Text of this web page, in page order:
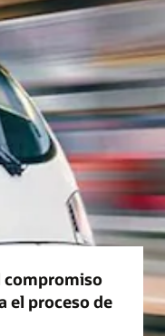
compromiso
el proceso de